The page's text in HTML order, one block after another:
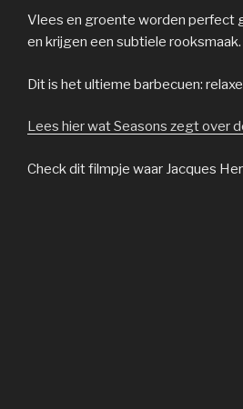
Vlees en groente worden perfect
en krijgen een subtiele rooksmaak.
Dit is het ultieme barbecuen:
Lees hier wat Seasons zegt over
Check dit filmpje waar Jacques